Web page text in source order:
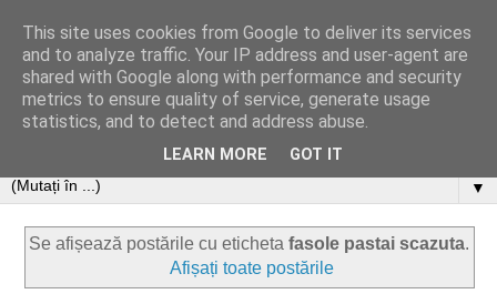
▼
Se afișează postările cu eticheta fasole pastai scazuta.
Afișați toate postările
This site uses cookies from Google to deliver its services
and to analyze traffic. Your IP address and user-agent are
shared with Google along with performance and security
metrics to ensure quality of service, generate usage
statistics, and to detect and address abuse.
LEARN MORE GOT IT